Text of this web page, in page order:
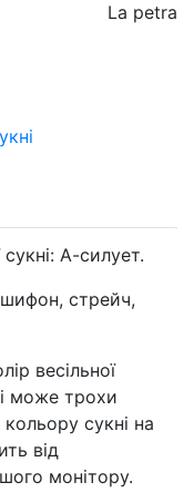
La petra
А-силует.
стрейч,
весільної
може трохи
кольору сукні на
від
монітору.